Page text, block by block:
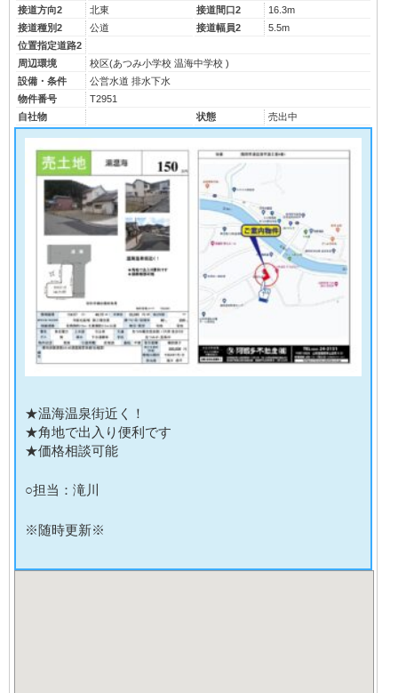
接道方向2
北東 接道間口2
16.3m
接道種別2
公道 接道幅員2
5.5m
位置指定道路2
周辺環境
校区(あつみ小学校 温海中学校 )
設備・条件
公営水道 排水下水
物件番号
T2951
自社物
状態 売出中
★温海温泉街近く！
★角地で出入り便利です
★価格相談可能
○担当：滝川
※随時更新※